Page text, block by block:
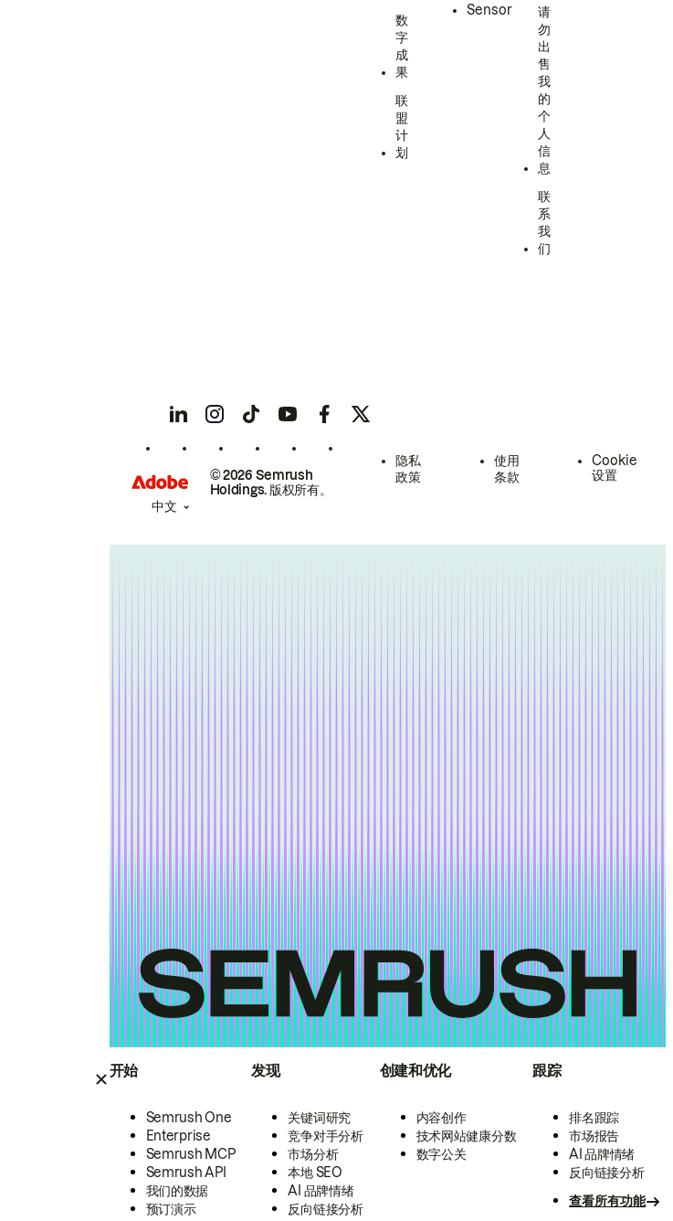
开始
Semrush One
Enterprise
Semrush MCP
Semrush API
我们的数据
预订演示
发现
关键词研究
竞争对手分析
市场分析
本地 SEO
AI 品牌情绪
反向链接分析
创建和优化
内容创作
技术网站健康分数
数字公关
跟踪
排名跟踪
市场报告
AI 品牌情绪
反向链接分析
查看所有功能
数
字
成
果
联
盟
计
划
Sensor
请
勿
出
售
我
的
个
人
信
息
联
系
我
们
© 2026 Semrush
Holdings. 版权所有。
隐私
政策
使用
条款
Cookie
设置
中文